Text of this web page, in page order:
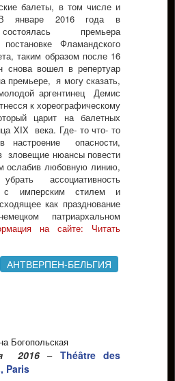
балеты, в том числе и
В январе 2016 года в
премьера
Фламандского
таким образом после 16
снова вошел в репертуар
премьере, я могу сказать,
аргентинец Демис
к хореографическому
царит на балетных
XIX века. Где- то что- то
настроение опасности,
зловещие нюансы повести
ослабив любовную линию,
ассоциативность
имперским стилем и
как празднование
патриархальном
на сайте:
Читать
АНТВЕРПЕН-БЕЛЬГИЯ
Богопольская
2016 – Théâtre des
Paris